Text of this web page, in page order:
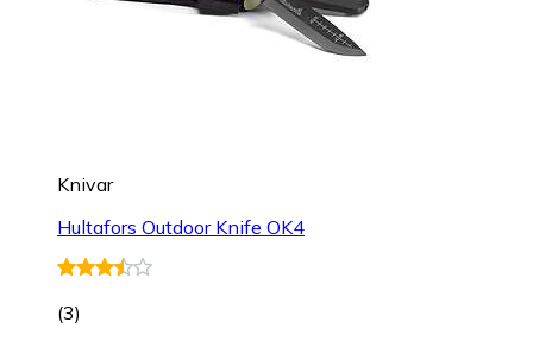
Knivar
Hultafors Outdoor Knife OK4
(3)